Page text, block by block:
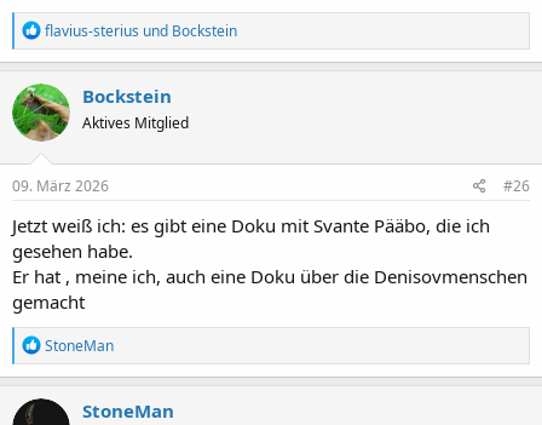
R
e
a
k
t
i
o
n
e
:
flavius-sterius und Bockstein
Bockstein
Aktives Mitglied
09. März 2026 #26
Jetzt weiß ich: es gibt eine Doku mit Svante Pääbo, die ich
gesehen habe.
Er hat , meine ich, auch eine Doku über die Denisovmenschen
gemacht
R
e
a
k
StoneMan
StoneMan